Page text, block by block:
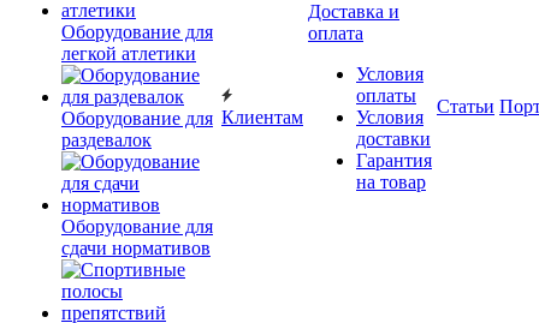
Оборудование для
легкой атлетики
Оборудование для
раздевалок
Оборудование для
сдачи нормативов
Клиентам
Доставка и
оплата
Условия
оплаты
Условия
доставки
Гарантия
на товар
Статьи